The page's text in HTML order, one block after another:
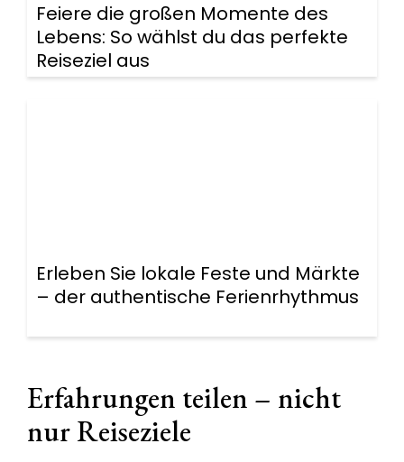
Feiere die großen Momente des
Lebens: So wählst du das perfekte
Reiseziel aus
Erleben Sie lokale Feste und Märkte
– der authentische Ferienrhythmus
Erfahrungen teilen – nicht
nur Reiseziele